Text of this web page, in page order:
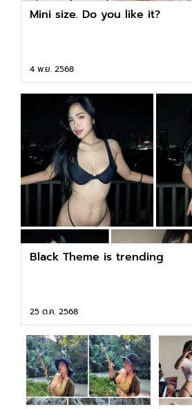
Mini size. Do you like it?
4 พ.ย. 2568
Black Theme is trending
25 ต.ค. 2568